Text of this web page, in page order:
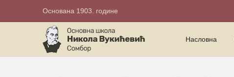
Основана 1903. године
Насловна